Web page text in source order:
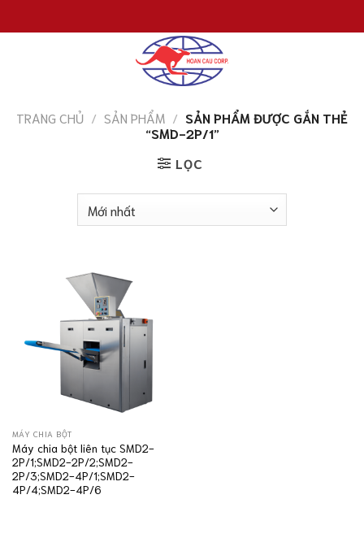
đến
TRANG CHỦ / SẢN PHẨM / SẢN PHẨM ĐƯỢC GẮN THẺ
“SMD-2P/1”
LỌC
MÁY CHIA BỘT
Máy chia bột liên tục SMD2-
2P/1;SMD2-2P/2;SMD2-
2P/3;SMD2-4P/1;SMD2-
4P/4;SMD2-4P/6